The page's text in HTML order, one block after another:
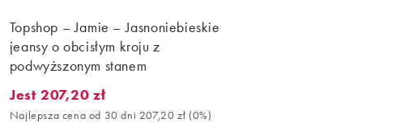
Topshop – Jamie – Jasnoniebieskie
jeansy o obcisłym kroju z
podwyższonym stanem
Jest 207,20 zł. Najlepsza cena od 30 dni 207,20 zł (0%). Było 259,00 zł.
Jest 207,20 zł
Najlepsza cena od 30 dni 207,20 zł (0%)